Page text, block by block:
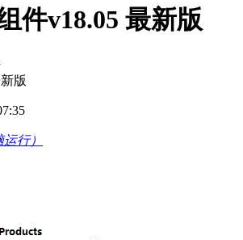
件v18.05 最新版
版
行）